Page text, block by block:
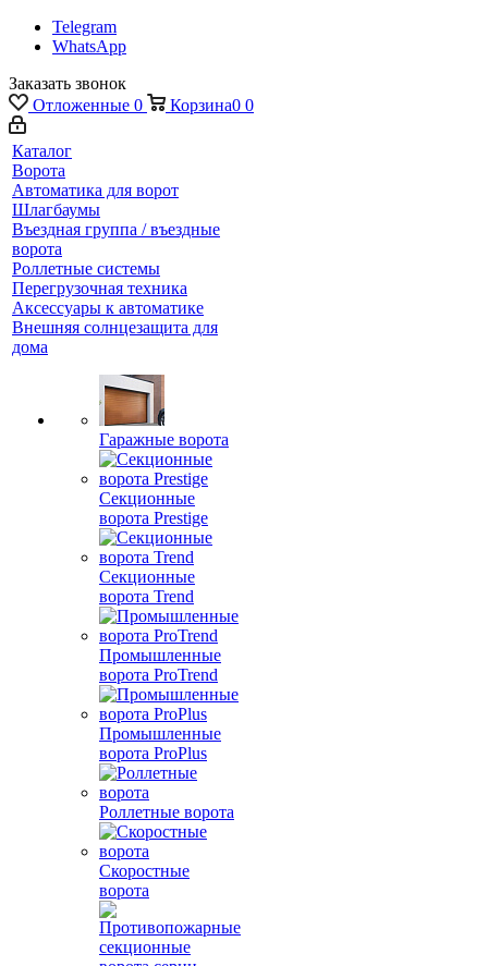
Telegram
WhatsApp
Заказать звонок
Отложенные 0 Корзина0 0
Каталог
Ворота
Автоматика для ворот
Шлагбаумы
Въездная группа / въездные
ворота
Роллетные системы
Перегрузочная техника
Аксессуары к автоматике
Внешняя солнцезащита для
дома
Гаражные ворота
Секционные
ворота Prestige
Секционные
ворота Trend
Промышленные
ворота ProTrend
Промышленные
ворота ProPlus
Роллетные ворота
Скоростные
ворота